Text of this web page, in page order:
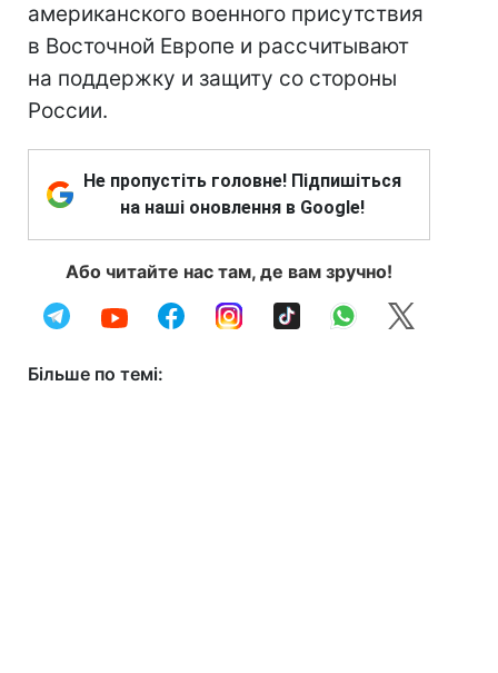
американского военного присутствия
в Восточной Европе и рассчитывают
на поддержку и защиту со стороны
России.
Не пропустіть головне! Підпишіться
на наші оновлення в Google!
Або читайте нас там, де вам зручно!
Більше по темі: